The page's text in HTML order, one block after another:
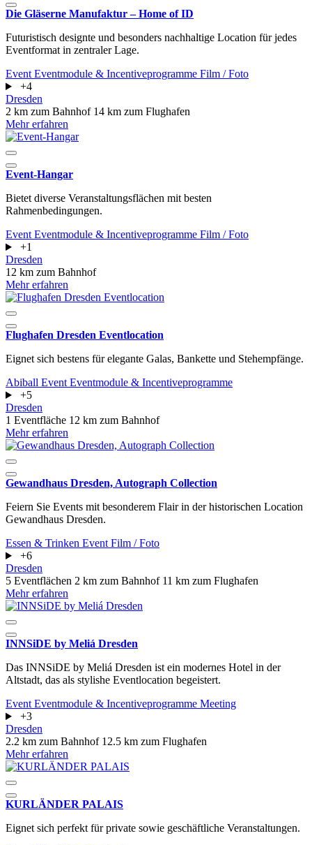
Die Gläserne Manufaktur – Home of ID
Futuristisch designte und besonders nachhaltige Location für jedes
Eventformat in zentraler Lage.
Event Eventmodule & Incentiveprogramme Film / Foto
+4
Dresden
2 km zum Bahnhof 14 km zum Flughafen
Mehr erfahren
Event-Hangar
Bietet diverse Veranstaltungsflächen mit besten
Rahmenbedingungen.
Event Eventmodule & Incentiveprogramme Film / Foto
+1
Dresden
12 km zum Bahnhof
Mehr erfahren
Flughafen Dresden Eventlocation
Eignet sich bestens für elegante Galas, Bankette und Stehempfänge.
Abiball Event Eventmodule & Incentiveprogramme
+5
Dresden
1 Eventfläche 12 km zum Bahnhof
Mehr erfahren
Gewandhaus Dresden, Autograph Collection
Feiern Sie Events mit besonderem Flair in der historischen Location
Gewandhaus Dresden.
Essen & Trinken Event Film / Foto
+6
Dresden
5 Eventflächen 2 km zum Bahnhof 11 km zum Flughafen
Mehr erfahren
INNSiDE by Meliá Dresden
Das INNSiDE by Meliá Dresden ist ein modernes Hotel in der
Altstadt, das als stylishe Eventlocation begeistert.
Event Eventmodule & Incentiveprogramme Meeting
+3
Dresden
2.2 km zum Bahnhof 12.5 km zum Flughafen
Mehr erfahren
KURLÄNDER PALAIS
Eignet sich perfekt für private sowie geschäftliche Veranstaltungen.